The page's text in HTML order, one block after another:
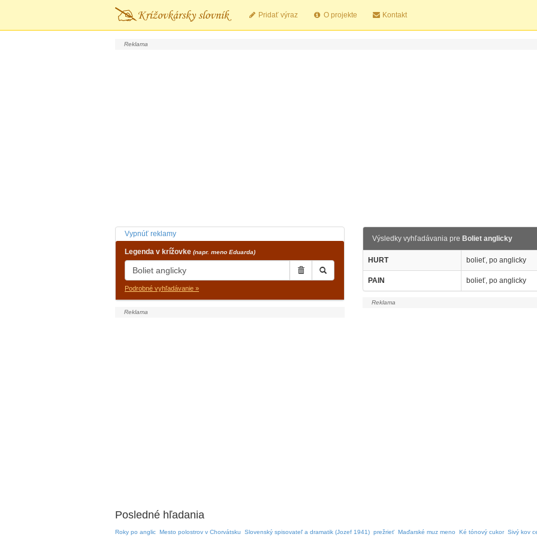
Pridať výraz O projekte Kontakt
Vypnúť reklamy
Legenda v krížovke (napr. meno Eduarda)
Podrobné vyhľadávanie »
Výsledky vyhľadávania pre Boliet anglicky
HURT bolieť, po anglicky
PAIN bolieť, po anglicky
Posledné hľadania
Roky po anglic Mesto polostrov v Chorvátsku Slovenský spisovateľ a dramatik (Jozef 1941) prežrieť Maďarské muz meno Ké tónový cukor Sivý kov